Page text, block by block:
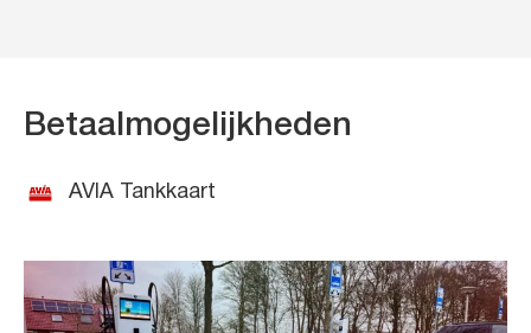
Betaalmogelijkheden
AVIA Tankkaart